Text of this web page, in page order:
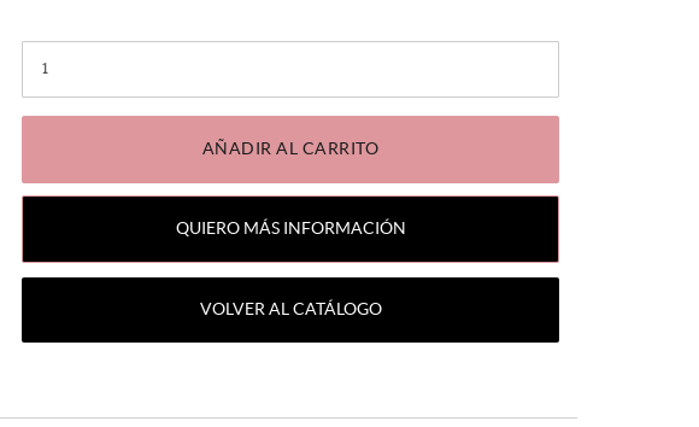
Cantidad
AÑADIR AL CARRITO
QUIERO MÁS INFORMACIÓN
VOLVER AL CATÁLOGO